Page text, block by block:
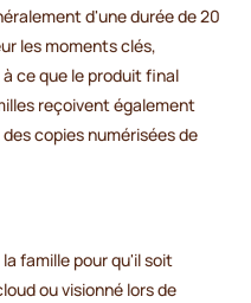
d'une durée de 20
les moments clés,
ce que le produit final
reçoivent également
copies numérisées de
famille pour qu'il soit
ou visionné lors de